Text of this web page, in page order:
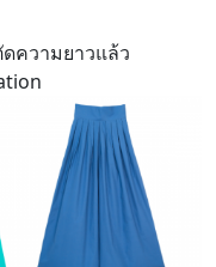
ความยาวแล้ว